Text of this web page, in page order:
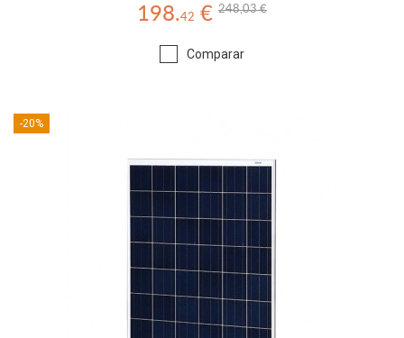
198.42 € 248,03 €
Comparar
-20%
MÓDULO SOLAR TFE 726 320 - 24 VOLTIOS